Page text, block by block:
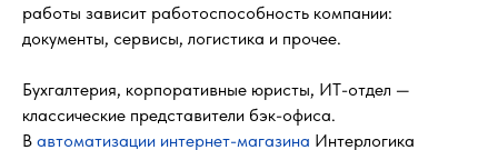
работы зависит работоспособность компании:
документы, сервисы, логистика и прочее.
Бухгалтерия, корпоративные юристы, ИТ-отдел —
классические представители бэк-офиса.
В автоматизации интернет-магазина Интерлогика